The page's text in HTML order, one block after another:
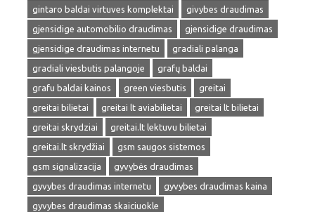
gintaro baldai virtuves komplektai
givybes draudimas
gjensidige automobilio draudimas
gjensidige draudimas
gjensidige draudimas internetu
gradiali palanga
gradiali viesbutis palangoje
grafų baldai
grafu baldai kainos
green viesbutis
greitai
greitai bilietai
greitai lt aviabilietai
greitai lt bilietai
greitai skrydziai
greitai.lt lektuvu bilietai
greitai.lt skrydžiai
gsm saugos sistemos
gsm signalizacija
gyvybės draudimas
gyvybes draudimas internetu
gyvybes draudimas kaina
gyvybes draudimas skaiciuokle